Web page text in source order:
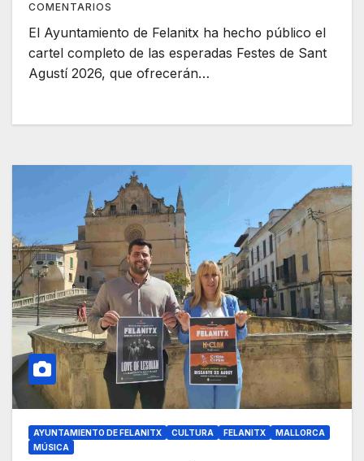
COMENTARIOS
El Ayuntamiento de Felanitx ha hecho público el
cartel completo de las esperadas Festes de Sant
Agustí 2026, que ofrecerán…
AYUNTAMIENTO DE FELANITX CULTURA FELANITX
MALLORCA
MÚSICA